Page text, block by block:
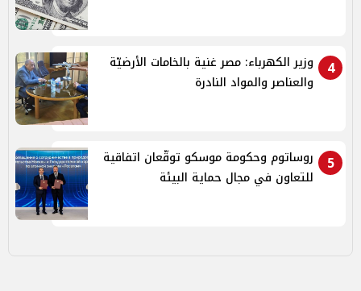
4
وزير الكهرباء: مصر غنية بالخامات الأرضيّة
والعناصر والمواد النادرة
5
روساتوم وحكومة موسكو توقّعان اتفاقية
للتعاون في مجال حماية البيئة